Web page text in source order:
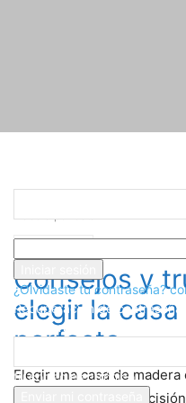
¿Olvidaste tu contraseña?
Recuperación de contraseña
Recupera tu contraseña
tu correo electrónico
madera perfecta
Consejos y
elegir la
perfecta
Elegir una casa de
tiempo. No es una